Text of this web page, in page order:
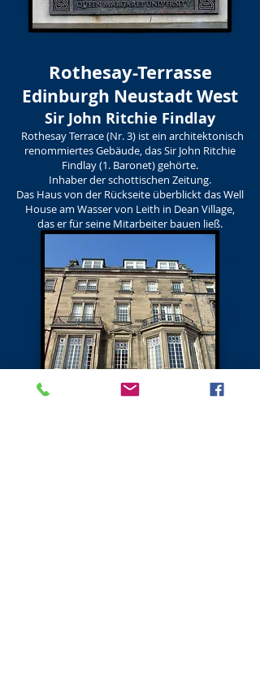
Rothesay-Terrasse
Edinburgh Neustadt West
Sir John Ritchie Findlay
Rothesay Terrace (Nr. 3) ist ein architektonisch
renommiertes Gebäude, das Sir John Ritchie
Findlay (1. Baronet) gehörte.
Inhaber der schottischen Zeitung.
Das Haus von der Rückseite überblickt das Well
House am Wasser von Leith in Dean Village,
das er für seine Mitarbeiter bauen ließ.